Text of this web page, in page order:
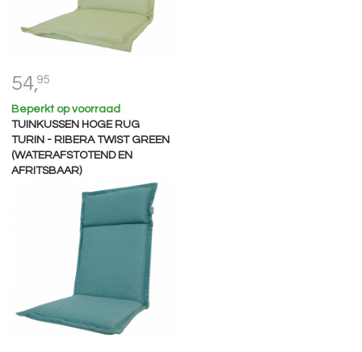
54,95
Beperkt op voorraad
TUINKUSSEN HOGE RUG
TURIN - RIBERA TWIST GREEN
(WATERAFSTOTEND EN
AFRITSBAAR)